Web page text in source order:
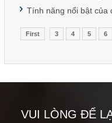
Tính năng nổi bật của
First 3 4 5 6
VUI LÒNG ĐỂ